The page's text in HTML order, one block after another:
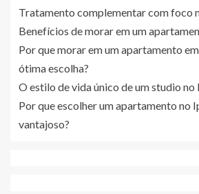
Tratamento complementar com foco
Benefícios de morar em um
Por que morar em um apartamento
ótima escolha?
O estilo de vida único de um studio no
Por que escolher um apartamento no
vantajoso?